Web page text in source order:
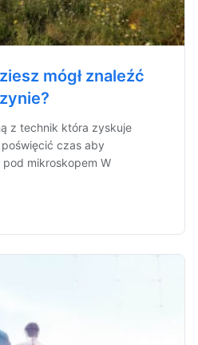
mógł znaleźć
z technik która zyskuje
czas aby
mikroskopem W